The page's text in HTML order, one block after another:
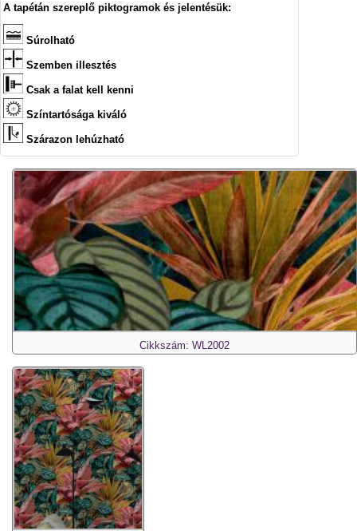
A tapétán szereplő piktogramok és jelentésük:
Súrolható
Szemben illesztés
Csak a falat kell kenni
Színtartósága kiváló
Szárazon lehúzható
Cikkszám: WL2002